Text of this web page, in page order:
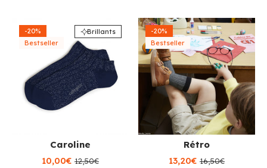
-20%
Bestseller
Brillants
Caroline
10,00€ 12,50€
-20%
Bestseller
Rétro
13,20€ 16,50€